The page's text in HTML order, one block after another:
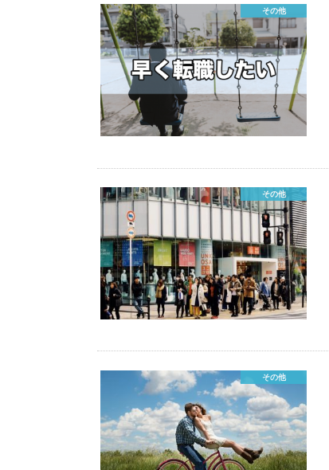
その他
その他
その他